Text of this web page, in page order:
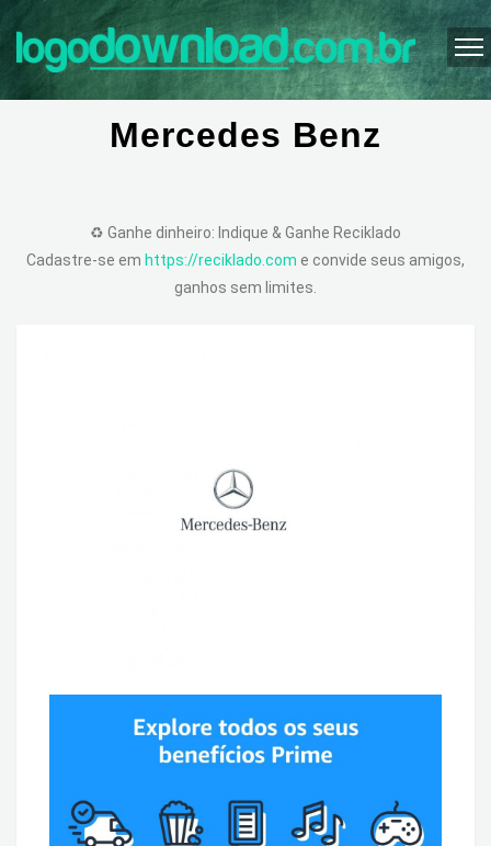
Mercedes Benz
♻️ Ganhe dinheiro: Indique & Ganhe Reciklado
Cadastre-se em https://reciklado.com e convide seus amigos,
ganhos sem limites.